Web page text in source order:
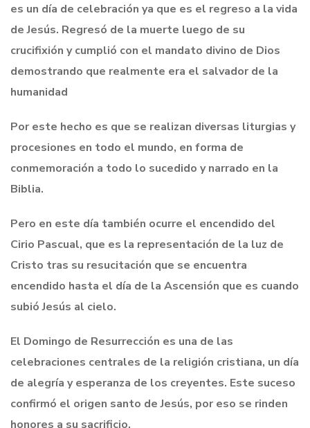
es un día de celebración ya que es el regreso a la vida
de Jesús. Regresó de la muerte luego de su
crucifixión y cumplió con el mandato divino de Dios
demostrando que realmente era el salvador de la
humanidad
Por este hecho es que se realizan diversas liturgias y
procesiones en todo el mundo, en forma de
conmemoración a todo lo sucedido y narrado en la
Biblia.
Pero en este día también ocurre el encendido del
Cirio Pascual, que es la representación de la luz de
Cristo tras su resucitación que se encuentra
encendido hasta el día de la Ascensión que es cuando
subió Jesús al cielo.
El Domingo de Resurrección es una de las
celebraciones centrales de la religión cristiana, un día
de alegría y esperanza de los creyentes. Este suceso
confirmó el origen santo de Jesús, por eso se rinden
honores a su sacrificio.